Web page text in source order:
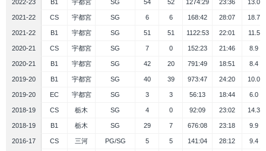
2022-23 B1 宇都宮 SG 54 52 1274:29 23:36 13.0
2021-22 CS 宇都宮 SG 6 6 168:42 28:07 18.7
2021-22 B1 宇都宮 SG 51 51 1122:53 22:01 11.5
2020-21 CS 宇都宮 SG 7 0 152:23 21:46 8.9
2020-21 B1 宇都宮 SG 42 20 791:49 18:51 8.4
2019-20 B1 宇都宮 SG 40 39 973:47 24:20 10.0
2019-20 EC 宇都宮 SG 3 3 56:13 18:44 6.0
2018-19 CS 栃木 SG 4 0 92:09 23:02 14.3
2018-19 B1 栃木 SG 29 7 676:08 23:18 9.9
2016-17 CS 三河 PG/SG 5 5 141:04 28:12 9.4